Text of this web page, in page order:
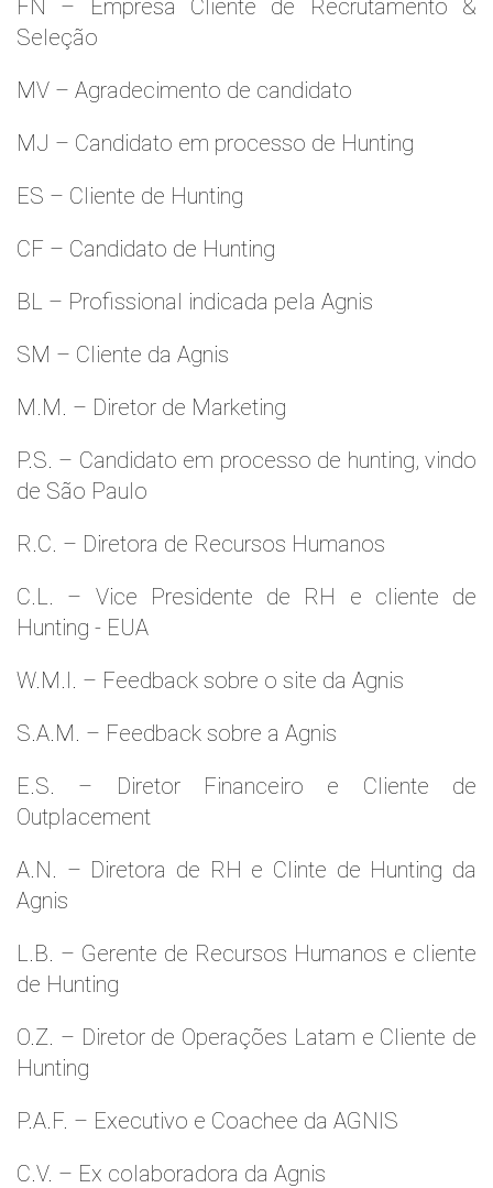
FN – Empresa Cliente de Recrutamento &
Seleção
MV – Agradecimento de candidato
MJ – Candidato em processo de Hunting
ES – Cliente de Hunting
CF – Candidato de Hunting
BL – Profissional indicada pela Agnis
SM – Cliente da Agnis
M.M. – Diretor de Marketing
P.S. – Candidato em processo de hunting, vindo
de São Paulo
R.C. – Diretora de Recursos Humanos
C.L. – Vice Presidente de RH e cliente de
Hunting - EUA
W.M.l. – Feedback sobre o site da Agnis
S.A.M. – Feedback sobre a Agnis
E.S. – Diretor Financeiro e Cliente de
Outplacement
A.N. – Diretora de RH e Clinte de Hunting da
Agnis
L.B. – Gerente de Recursos Humanos e cliente
de Hunting
O.Z. – Diretor de Operações Latam e Cliente de
Hunting
P.A.F. – Executivo e Coachee da AGNIS
C.V. – Ex colaboradora da Agnis